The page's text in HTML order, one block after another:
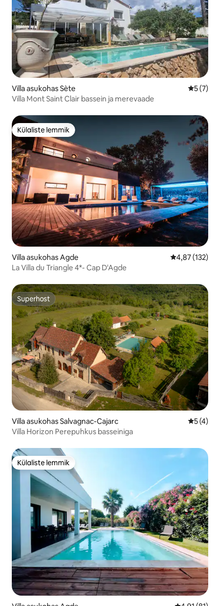
Villa asukohas Sète
5 (7)
Villa Mont Saint Clair bassein ja merevaade
Külaliste lemmik
Külaliste lemmik
Villa asukohas Agde Keskmine
4,87 (132)
La Villa du Triangle 4*- Cap D'Agde
Superhost
Superhost
Villa asukohas Salvagnac-Cajarc
5 (4)
Villa Horizon Perepuhkus basseiniga
Külaliste lemmik
Külaliste lemmik